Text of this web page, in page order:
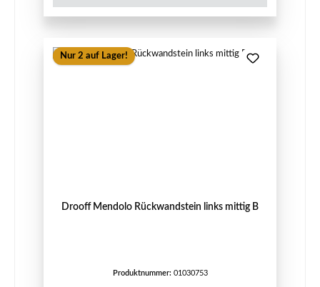
Nur 2 auf Lager!
Drooff Mendolo Rückwandstein links mittig B
Produktnummer: 01030753